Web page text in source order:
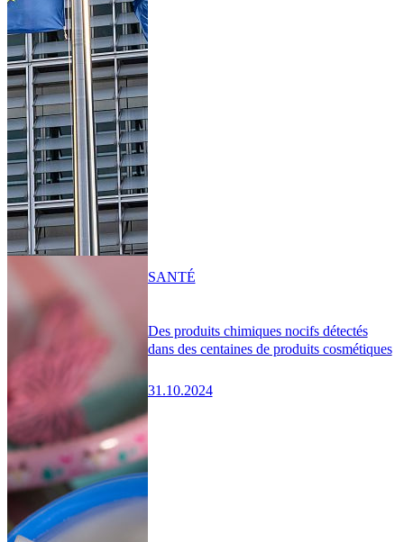
Des produits chimiques nocifs détectés
dans des centaines de produits cosmétiques
31.10.2024
SANTÉ